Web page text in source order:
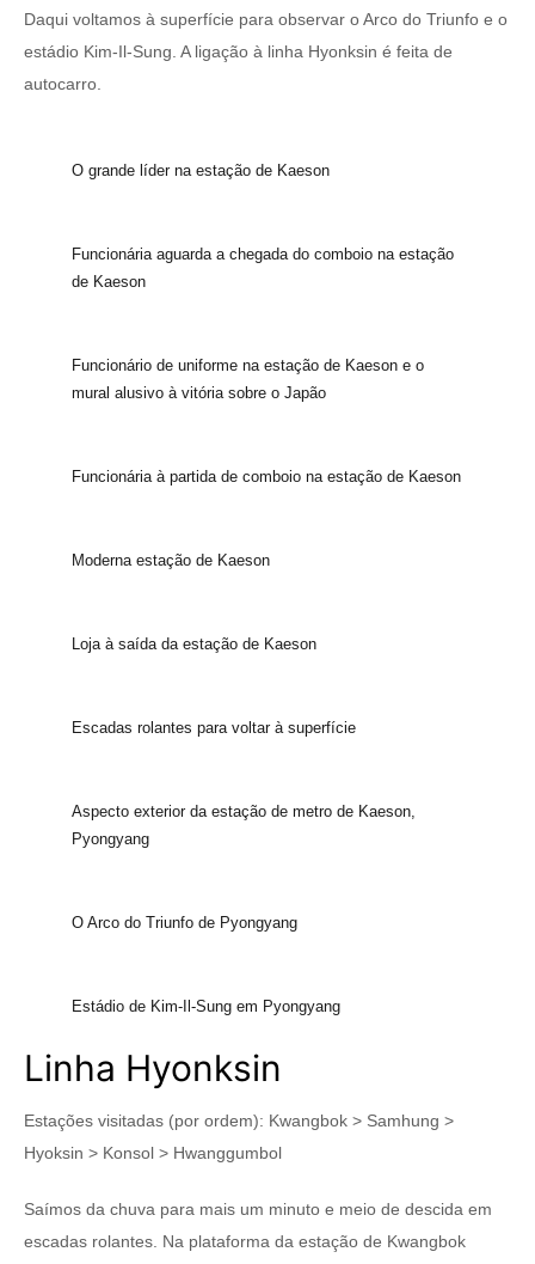
Daqui voltamos à superfície para observar o Arco do Triunfo e o
estádio Kim-Il-Sung. A ligação à linha Hyonksin é feita de
autocarro.
O grande líder na estação de Kaeson
Funcionária aguarda a chegada do comboio na estação
de Kaeson
Funcionário de uniforme na estação de Kaeson e o
mural alusivo à vitória sobre o Japão
Funcionária à partida de comboio na estação de Kaeson
Moderna estação de Kaeson
Loja à saída da estação de Kaeson
Escadas rolantes para voltar à superfície
Aspecto exterior da estação de metro de Kaeson,
Pyongyang
O Arco do Triunfo de Pyongyang
Estádio de Kim-Il-Sung em Pyongyang
Linha Hyonksin
Estações visitadas (por ordem): Kwangbok > Samhung >
Hyoksin > Konsol > Hwanggumbol
Saímos da chuva para mais um minuto e meio de descida em
escadas rolantes. Na plataforma da estação de Kwangbok